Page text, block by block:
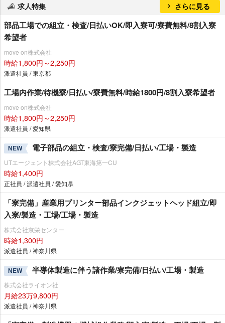
求人特集 さらに見る
部品工場での組立・検査/日払いOK/即入寮可/寮費無料/8割入寮
希望者
move on株式会社
時給1,800円～2,250円
派遣社員 / 東京都
工場内作業/待機寮/日払い/寮費無料/時給1800円/8割入寮希望者
move on株式会社
時給1,800円～2,250円
派遣社員 / 愛知県
NEW 電子部品の組立・検査/寮完備/日払い/工場・製造
UTエージェント株式会社AGT東海第一CU
時給1,400円
正社員 / 派遣社員 / 愛知県
「寮完備」産業用プリンター部品インクジェットヘッド組立/即
入寮/製造・工場/工場・製造
株式会社京栄センター
時給1,300円
派遣社員 / 神奈川県
NEW 半導体製造に伴う諸作業/寮完備/日払い/工場・製造
株式会社ライオン社
月給23万9,800円
派遣社員 / 神奈川県